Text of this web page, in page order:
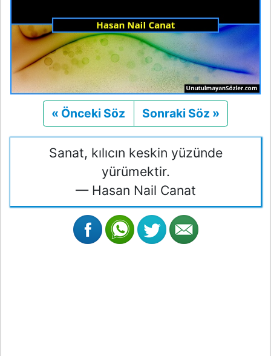
« Önceki Söz Önceki
Sonraki Söz »
Sanat, kılıcın keskin yüzünde
yürümektir.
— Hasan Nail Canat